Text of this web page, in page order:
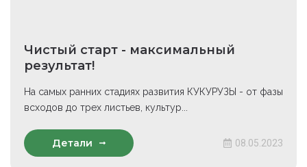
Чистый старт - максимальный
результат!
На самых ранних стадиях развития КУКУРУЗЫ - от фазы
всходов до трех листьев, культур...
Детали 08.05.2023